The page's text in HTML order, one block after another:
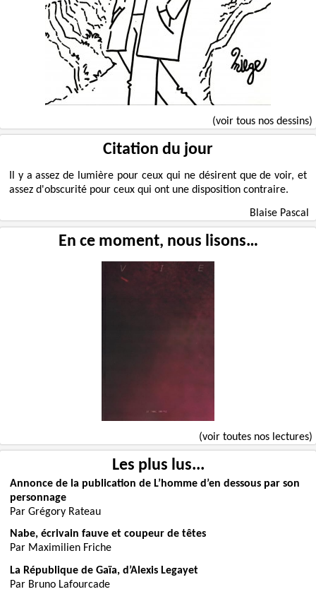
(voir tous nos dessins)
Citation du jour
Il y a assez de lumière pour ceux qui ne désirent que de voir, et
assez d'obscurité pour ceux qui ont une disposition contraire.
Blaise Pascal
En ce moment, nous lisons…
(voir toutes nos lectures)
Les plus lus...
Annonce de la publication de L’homme d’en dessous par son
personnage
Par Grégory Rateau
Nabe, écrivain fauve et coupeur de têtes
Par Maximilien Friche
La République de Gaïa, d’Alexis Legayet
Par Bruno Lafourcade